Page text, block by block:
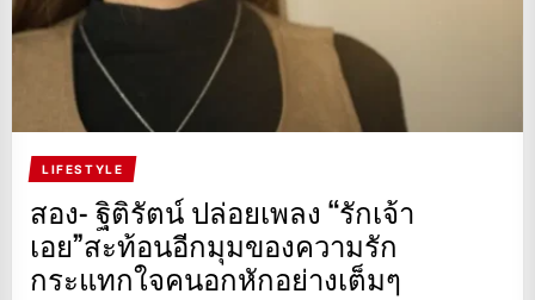
LIFESTYLE
สอง- ฐิติรัตน์ ปล่อยเพลง “รักเจ้า
เอย”สะท้อนอีกมุมของความรัก
กระแทกใจคนอกหักอย่างเต็มๆ